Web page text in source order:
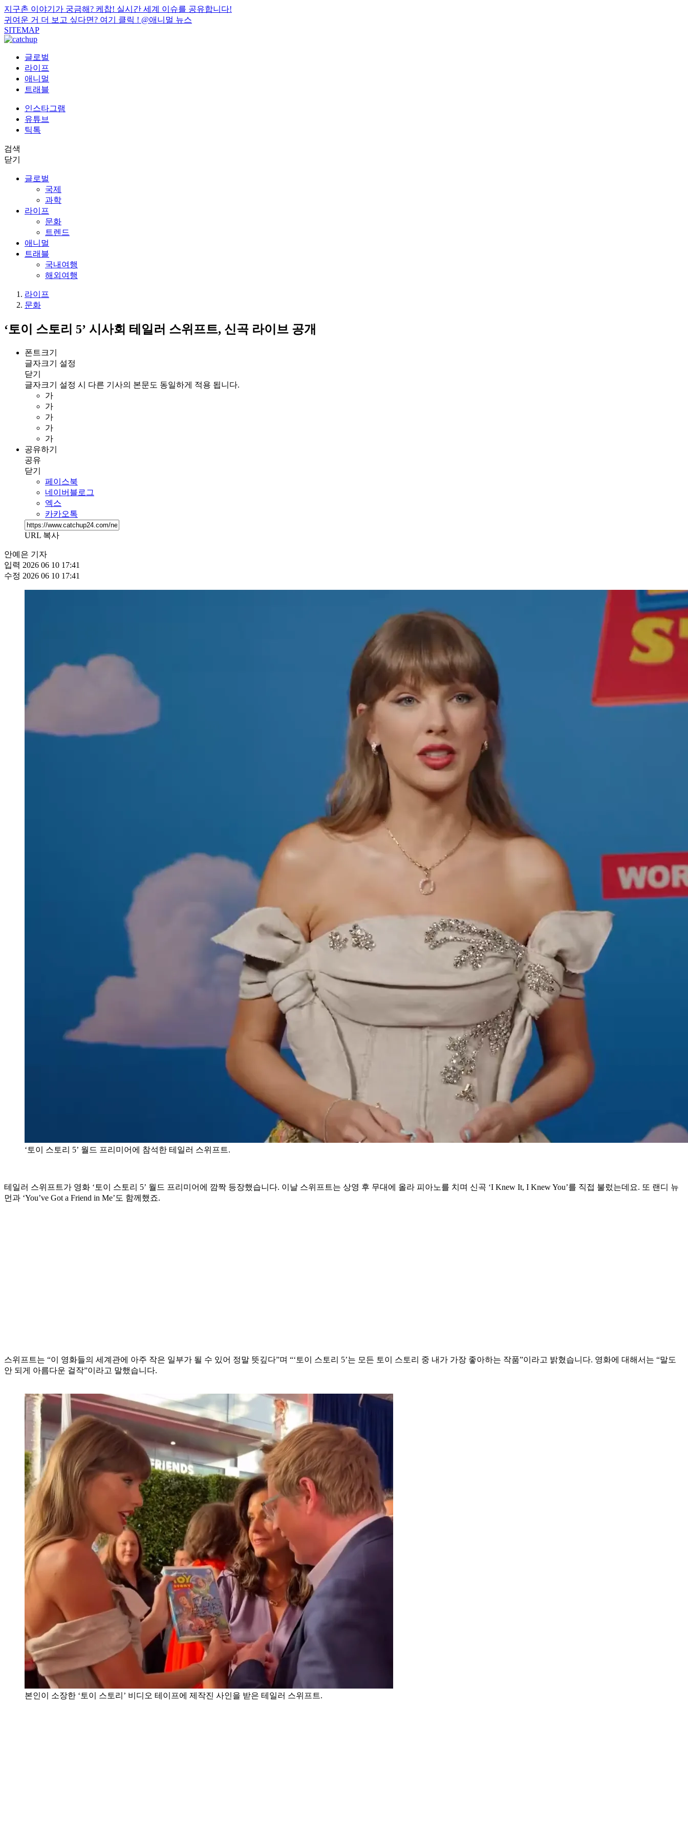
지구촌 이야기가 궁금해? 케찹! 실시간 세계 이슈를 공유합니다!
귀여운 거 더 보고 싶다면? 여기 클릭 ! @애니멀 뉴스
SITEMAP
글로벌
라이프
애니멀
트래블
인스타그램
유튜브
틱톡
검색
닫기
글로벌
국제
과학
라이프
문화
트렌드
애니멀
트래블
국내여행
해외여행
라이프
문화
‘토이 스토리 5’ 시사회 테일러 스위프트, 신곡 라이브 공개
폰트크기
글자크기 설정
닫기
글자크기 설정 시 다른 기사의 본문도 동일하게 적용 됩니다.
가
가
가
가
가
공유하기
공유
닫기
페이스북
네이버블로그
엑스
카카오톡
URL 복사
안예은 기자
입력 2026 06 10 17:41
수정 2026 06 10 17:41
‘토이 스토리 5’ 월드 프리미어에 참석한 테일러 스위프트.
테일러 스위프트가 영화 ‘토이 스토리 5’ 월드 프리미어에 깜짝 등장했습니다. 이날 스위프트는 상영 후 무대에 올라 피아노를 치며 신곡 ‘I Knew It, I Knew You’를 직접 불렀는데요. 또 랜디 뉴
먼과 ‘You’ve Got a Friend in Me’도 함께했죠.
스위프트는 “이 영화들의 세계관에 아주 작은 일부가 될 수 있어 정말 뜻깊다”며 “‘토이 스토리 5’는 모든 토이 스토리 중 내가 가장 좋아하는 작품”이라고 밝혔습니다. 영화에 대해서는 “말도
안 되게 아름다운 걸작”이라고 말했습니다.
본인이 소장한 ‘토이 스토리’ 비디오 테이프에 제작진 사인을 받은 테일러 스위프트.